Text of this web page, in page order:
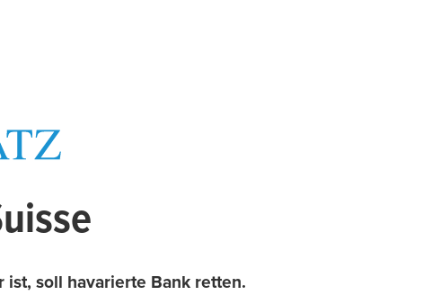
soll havarierte Bank retten.